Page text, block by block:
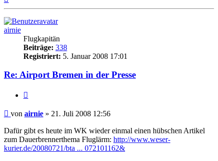
airnie
Flugkapitän
Beiträge: 338
Registriert: 5. Januar 2008 17:01
Re: Airport Bremen in der Presse
Ungelesener
von airnie » 21. Juli 2008 12:56
Dafür gibt es heute im WK wieder einmal einen hübschen Artikel
zum Dauerbrennerthema Fluglärm: http://www.weser-
kurier.de/20080721/bta ... 072101162&